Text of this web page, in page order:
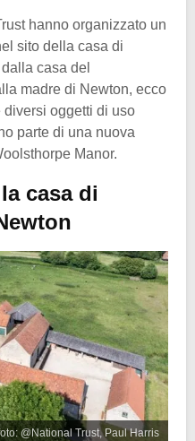
hanno organizzato un
sito della casa di
dalla casa del
madre di Newton, ecco
oggetti di uso
parte di una nuova
Manor.
casa di
@National Trust, Paul Harris